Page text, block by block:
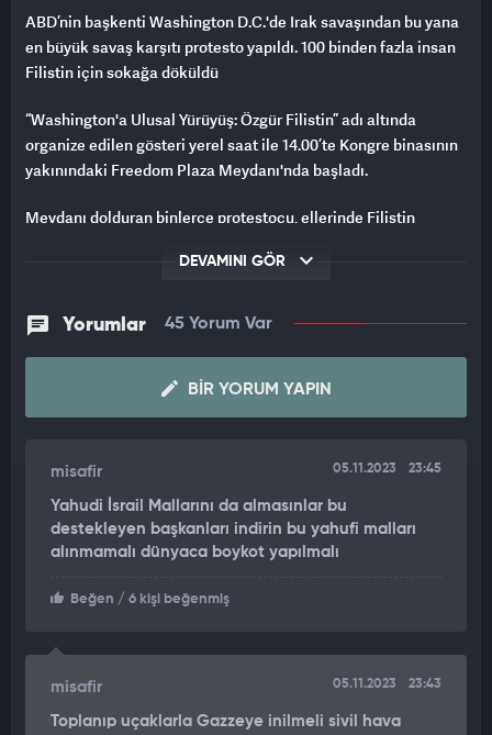
ABD’nin başkenti Washington D.C.'de Irak savaşından bu yana
en büyük savaş karşıtı protesto yapıldı. 100 binden fazla insan
Filistin için sokağa döküldü
“Washington'a Ulusal Yürüyüş: Özgür Filistin” adı altında
organize edilen gösteri yerel saat ile 14.00’te Kongre binasının
yakınındaki Freedom Plaza Meydanı'nda başladı.
Meydanı dolduran binlerce protestocu, ellerinde Filistin
Gazze’de ateşkes çağrısı yapıyor.
Barış yanlısı Yahudi grupların da katıldığı sivil toplum
kuruluşları tarafından organize edilen gösteride, ayrıca ABD
Başkanı Joe Biden yönetiminden İsrail’e yapılan ABD
yardımlarının durdurulması talep ediliyor.
DEVAMINI GÖR
Yorumlar 45 Yorum Var
BIR YORUM YAPIN
misafir 05.11.2023 23:45
Yahudi İsrail Mallarını da almasınlar bu
destekleyen başkanları indirin bu yahufi malları
alınmamalı dünyaca boykot yapılmalı
Beğen / 6 kişi beğenmiş
misafir 05.11.2023 23:43
Toplanıp uçaklarla Gazzeye inilmeli sivil hava